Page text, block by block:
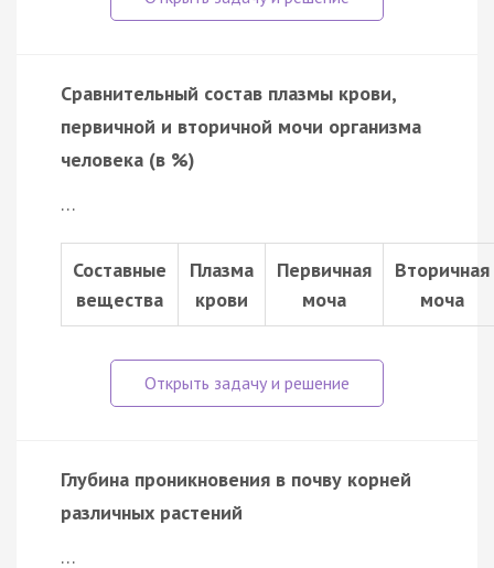
Сравнительный состав плазмы крови,
первичной и вторичной мочи организма
человека (в %)
…
Составные
вещества
Плазма
крови
Первичная
моча
Вторичная
моча
Глубина проникновения в почву корней
различных растений
…